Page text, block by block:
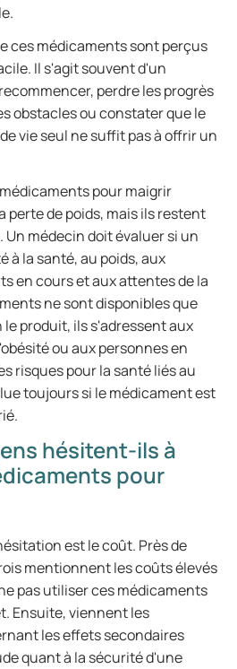
ces médicaments sont perçus
Il s'agit souvent d'un
perdre les progrès
obstacles ou constater que le
vie seul ne suffit pas à offrir un
pour maigrir
perte de poids, mais ils restent
médecin doit évaluer si un
à la santé, au poids, aux
en cours et aux attentes de la
ne sont disponibles que
produit, ils s'adressent aux
ou aux personnes en
risques pour la santé liés au
toujours si le médicament est
hésitent-ils à
pour
est le coût. Près de
mentionnent les coûts élevés
pas utiliser ces médicaments
Ensuite, viennent les
les effets secondaires
quant à la sécurité d'une